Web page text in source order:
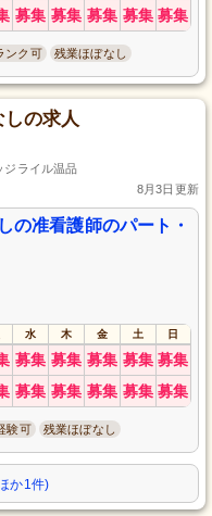
募集 募集 募集 募集 募集
ンク可 残業ほぼなし
の求人
ジライル温品
8月3日更新
の准看護師のパート・
水 木 金 土 日
募集 募集 募集 募集 募集
募集 募集 募集 募集 募集
験可 残業ほぼなし
か1件)